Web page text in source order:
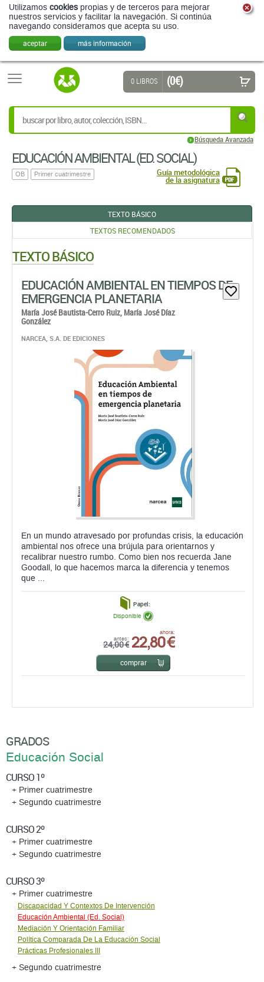
Utilizamos cookies propias y de terceros para mejorar
nuestros servicios y facilitar la navegación. Si continúa
navegando consideramos que acepta su uso.
aceptar más información
Búsqueda Avanzada
0 LIBROS (0 €)
EDUCACIÓN AMBIENTAL (ED. SOCIAL)
OB Primer cuatrimestre Guía metodológica
de la asignatura
TEXTO BÁSICO
TEXTOS RECOMENDADOS
TEXTO BÁSICO
EDUCACIÓN AMBIENTAL EN TIEMPOS DE
EMERGENCIA PLANETARIA
María José Bautista-Cerro Ruiz, María José Díaz
González
NARCEA, S.A. DE EDICIONES
En un mundo atravesado por profundas crisis, la educación
ambiental nos ofrece una brújula para orientarnos y
recalibrar nuestro rumbo. Como bien nos recuerda Jane
Goodall, lo que hacemos marca la diferencia y tenemos
que ...
Papel:
antes:
24,00 €
ahora:
22,80 €
Disponible
comprar
GRADOS
Educación Social
CURSO 1º
+ Primer cuatrimestre
+ Segundo cuatrimestre
CURSO 2º
+ Primer cuatrimestre
+ Segundo cuatrimestre
CURSO 3º
+ Primer cuatrimestre
Discapacidad Y Contextos De Intervención
Educación Ambiental (Ed. Social)
Mediación Y Orientación Familiar
Política Comparada De La Educación Social
Prácticas Profesionales III
+ Segundo cuatrimestre